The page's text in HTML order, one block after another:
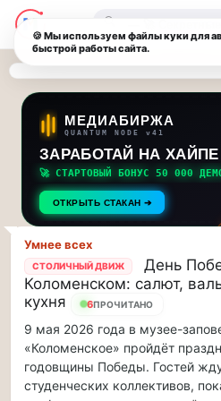
Последние
новости
и
обновления
потока:
Друзья,
приглашаем
на
музыкальную
прогулку
по
Москве
Чайковского!…
Друзья,
приглашаем
на
музыкальную
—
Главный
чат-
новости
и
инсайды
Москвы
🔍
МЕДИАБИРЖА
QUANTUM NODE v41
ЗАРАБОТАЙ НА
🚀 СТАРТОВЫЙ БОНУС 50 000
ОТКРЫТЬ СТАКАН ➔
Умнее всех
СТОЛИЧНЫЙ ДВИЖ
День
Коломенском: салют,
кухня
6ПРОЧИТАНО
9 мая 2026 года в музее-
«Коломенское» пройдёт
годовщины Победы. Гостей
студенческих коллективов,
🍪 Мы используем файлы куки для
быстрой работы сайта.